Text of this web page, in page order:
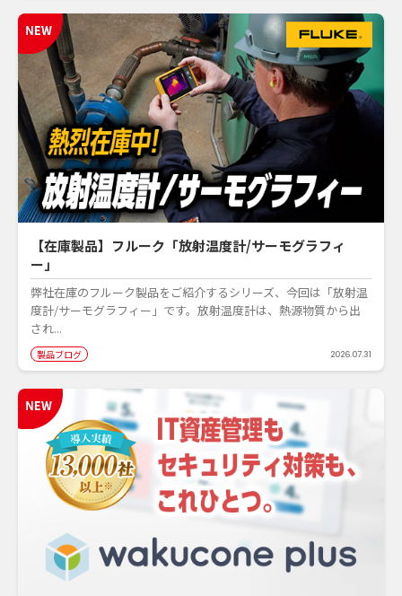
【在庫製品】フルーク「放射温度計/サーモグラフィ
ー」
弊社在庫のフルーク製品をご紹介するシリーズ、今回は「放射温
度計/サーモグラフィー」です。放射温度計は、熱源物質から出
され...
製品ブログ 2026.07.31